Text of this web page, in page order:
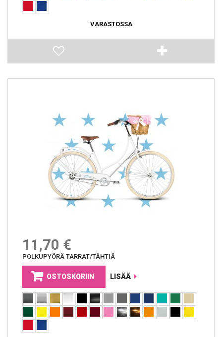
VARASTOSSA
11,70 €
POLKUPYÖRÄ TARRAT/TÄHTIÄ
OSTOSKORIIN LISÄÄ